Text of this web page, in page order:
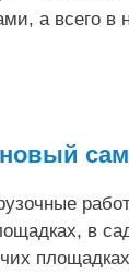
а всего в
в